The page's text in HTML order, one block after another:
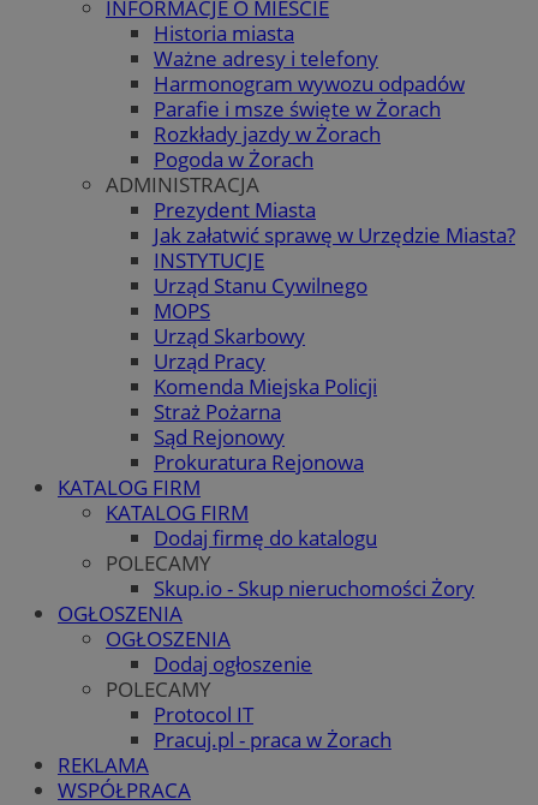
INFORMACJE O MIEŚCIE
Historia miasta
Ważne adresy i telefony
Harmonogram wywozu odpadów
Parafie i msze święte w Żorach
Rozkłady jazdy w Żorach
Pogoda w Żorach
ADMINISTRACJA
Prezydent Miasta
Jak załatwić sprawę w Urzędzie Miasta?
INSTYTUCJE
Urząd Stanu Cywilnego
MOPS
Urząd Skarbowy
Urząd Pracy
Komenda Miejska Policji
Straż Pożarna
Sąd Rejonowy
Prokuratura Rejonowa
KATALOG FIRM
KATALOG FIRM
Dodaj firmę do katalogu
POLECAMY
Skup.io - Skup nieruchomości Żory
OGŁOSZENIA
OGŁOSZENIA
Dodaj ogłoszenie
POLECAMY
Protocol IT
Pracuj.pl - praca w Żorach
REKLAMA
WSPÓŁPRACA